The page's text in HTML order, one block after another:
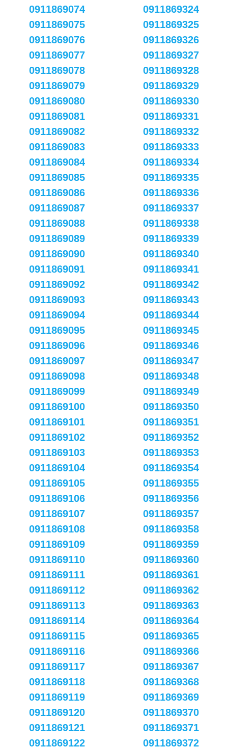
0911869074
0911869075
0911869076
0911869077
0911869078
0911869079
0911869080
0911869081
0911869082
0911869083
0911869084
0911869085
0911869086
0911869087
0911869088
0911869089
0911869090
0911869091
0911869092
0911869093
0911869094
0911869095
0911869096
0911869097
0911869098
0911869099
0911869100
0911869101
0911869102
0911869103
0911869104
0911869105
0911869106
0911869107
0911869108
0911869109
0911869110
0911869111
0911869112
0911869113
0911869114
0911869115
0911869116
0911869117
0911869118
0911869119
0911869120
0911869121
0911869122
0911869324
0911869325
0911869326
0911869327
0911869328
0911869329
0911869330
0911869331
0911869332
0911869333
0911869334
0911869335
0911869336
0911869337
0911869338
0911869339
0911869340
0911869341
0911869342
0911869343
0911869344
0911869345
0911869346
0911869347
0911869348
0911869349
0911869350
0911869351
0911869352
0911869353
0911869354
0911869355
0911869356
0911869357
0911869358
0911869359
0911869360
0911869361
0911869362
0911869363
0911869364
0911869365
0911869366
0911869367
0911869368
0911869369
0911869370
0911869371
0911869372